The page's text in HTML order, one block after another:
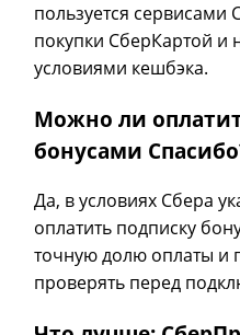
пользуется сервисами
покупки СберКартой и
условиями кешбэка.
Можно ли
бонусами
Да, в условиях Сбера
оплатить подписку
точную долю оплаты и
проверять перед